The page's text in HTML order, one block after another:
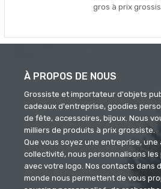
gros à prix
À PROPOS DE NOUS
Grossiste et importateur d'objets
cadeaux d'entreprise, goodies
de fête, accessoires, bijoux. Nous
milliers de produits à prix grossiste.
Que vous soyez une entreprise,
collectivité, nous personnalisons
avec votre logo. Nos contacts dans
monde nous permettent de vous